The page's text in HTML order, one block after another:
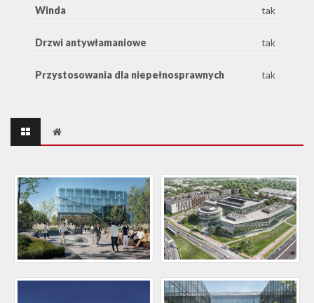
Winda tak
Drzwi antywłamaniowe tak
Przystosowania dla niepełnosprawnych tak